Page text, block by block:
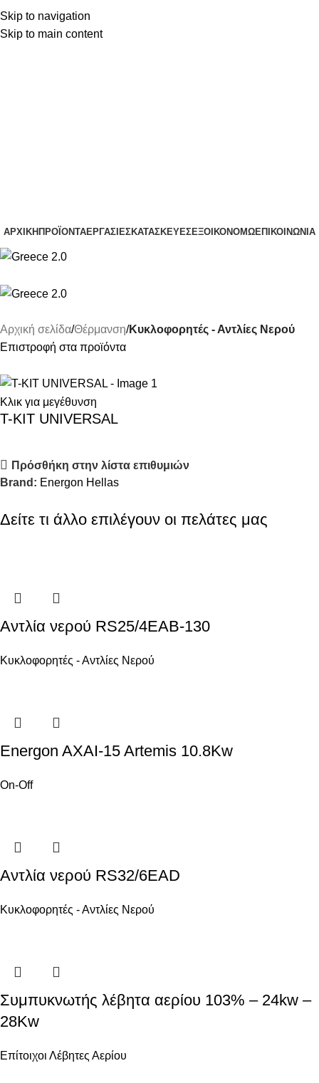
Skip to navigation
Skip to main content
(+30) 22210 22370
ΑΡΧΙΚΉ ΠΡΟΪΌΝΤΑΕΡΓΑΣΊΕΣΚΑΤΑΣΚΕΥΈΣΕΞΟΙΚΟΝΟΜΏΕΠΙΚΟΙΝΩΝΊΑ
Αρχική σελίδα Θέρμανση Κυκλοφορητές - Αντλίες Νερού
Επιστροφή στα προϊόντα
Κλικ για μεγέθυνση
T-KIT UNIVERSAL
Πρόσθήκη στην λίστα επιθυμιών
Brand: Energon Hellas
Δείτε τι άλλο επιλέγουν οι πελάτες μας
Αντλία νερού RS25/4EAB-130
Κυκλοφορητές - Αντλίες Νερού
Energon AXAI-15 Artemis 10.8Kw
On-Off
Αντλία νερού RS32/6EAD
Κυκλοφορητές - Αντλίες Νερού
Συμπυκνωτής λέβητα αερίου 103% – 24kw –
28Kw
Επίτοιχοι Λέβητες Αερίου